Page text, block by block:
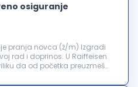
osiguranje
pranja novca (ž/m) Izgradi
rad i doprinos. U Raiffeisen
da od početka preuzmeš